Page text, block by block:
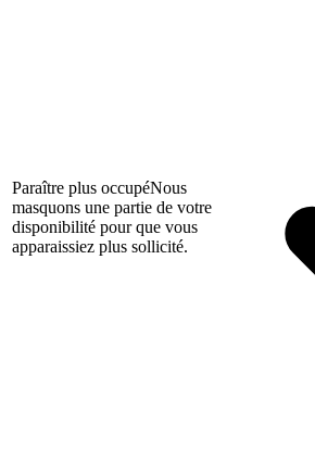
Paraître plus occupéNous
masquons une partie de votre
disponibilité pour que vous
apparaissiez plus sollicité.